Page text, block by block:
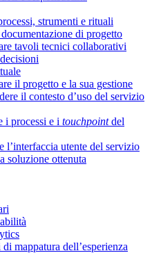
strumenti e rituali
di progetto
tavoli tecnici collaborativi
il progetto e la sua gestione
il contesto d’uso del servizio
i processi e i touchpointdel
l’interfaccia utente del servizio
soluzione ottenuta
mappatura dell’esperienza